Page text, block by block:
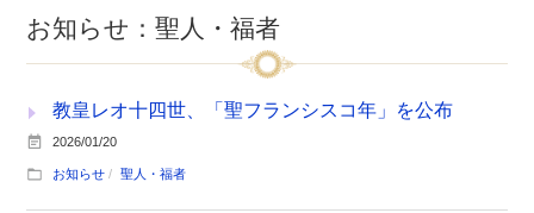
お知らせ：聖人・福者
教皇レオ十四世、「聖フランシスコ年」を公布
2026/01/20
お知らせ 聖人・福者